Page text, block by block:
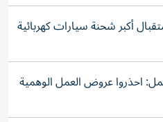
أكبر شحنة سيارات كهربائية
احذروا عروض العمل الوهمية